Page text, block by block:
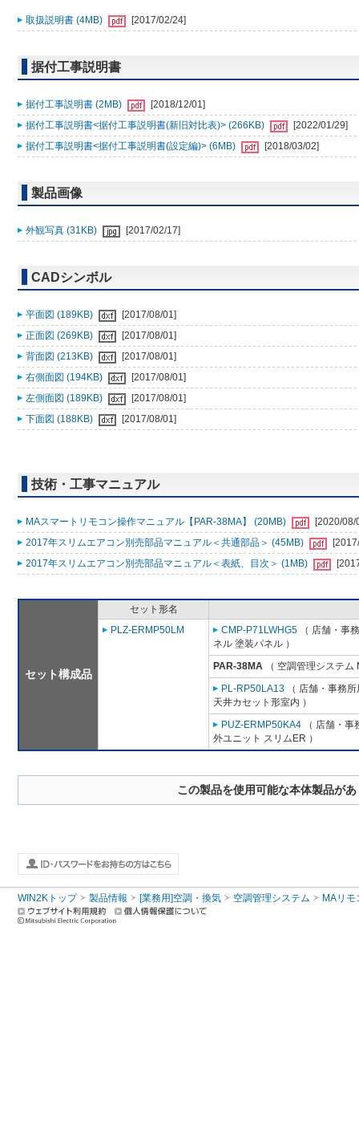
取扱説明書 (4MB) [2017/02/24]
据付工事説明書
据付工事説明書 (2MB)
[2018/12/01]
据付工事説明書<据付工事説明書(新旧対比表)> (266KB)
[2022/01/29]
据付工事説明書<据付工事説明書(設定編)> (6MB)
[2018/03/02]
製品画像
外観写真 (31KB) [2017/02/17]
CADシンボル
平面図 (189KB)
[2017/08/01]
正面図 (269KB)
[2017/08/01]
背面図 (213KB)
[2017/08/01]
右側面図 (194KB)
[2017/08/01]
左側面図 (189KB)
[2017/08/01]
下面図 (188KB)
[2017/08/01]
技術・工事マニュアル
MAスマートリモコン操作マニュアル【PAR-38MA】 (20MB)
[2020/08/
2017年スリムエアコン別売部品マニュアル＜共通部品＞ (45MB)
2017年スリムエアコン別売部品マニュアル＜表紙、目次＞ (1MB)
セット構成品
セット形名
PLZ-ERMP50LM
CMP-P71LWHG5 （ 店舗・事
ネル 塗装パネル ）
PAR-38MA （ 空調管理システム
PL-RP50LA13 （ 店舗・事務
天井カセット形室内 ）
PUZ-ERMP50KA4 （ 店舗・
外ユニット スリムER ）
この製品を使用可能な本体製品が
WIN2Kトップ 製品情報 [業務用]空調・換気 空調管理システム MAリモ